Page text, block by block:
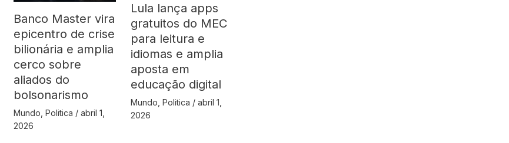
Banco Master vira
epicentro de crise
bilionária e amplia
cerco sobre
aliados do
bolsonarismo
Mundo ,Politica /abril 1,
2026
Lula lança apps
gratuitos do MEC
para leitura e
idiomas e amplia
aposta em
educação digital
Mundo ,Politica /abril 1,
2026